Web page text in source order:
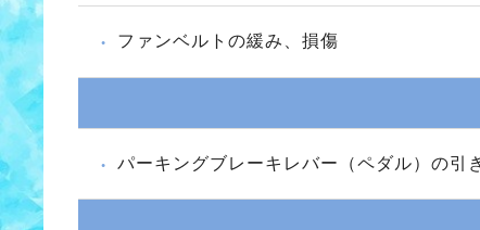
ファンベルトの緩み、損傷
パーキングブレーキレバー（ペダル）の引